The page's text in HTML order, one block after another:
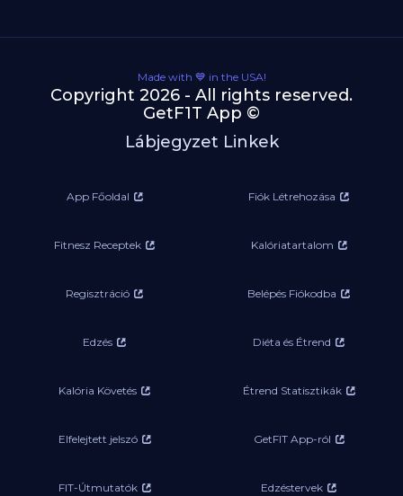
Made with 💙 in the USA!
Copyright 2026 - All rights reserved.
GetF1T App ©
Lábjegyzet Linkek
App Főoldal Fiók Létrehozása
Fitnesz Receptek Kalóriatartalom
Regisztráció Belépés Fiókodba
Edzés Diéta és Étrend
Kalória Követés Étrend Statisztikák
Elfelejtett jelszó GetFIT App-ról
FIT-Útmutatók Edzéstervek